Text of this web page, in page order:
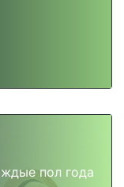
пол года